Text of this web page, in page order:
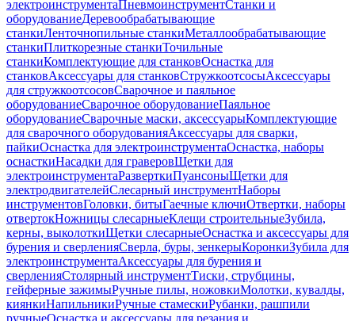
электроинструментаПневмоинструментСтанки и
оборудованиеДеревообрабатывающие
станкиЛенточнопильные станкиМеталлообрабатывающие
станкиПлиткорезные станкиТочильные
станкиКомплектующие для станковОснастка для
станковАксессуары для станковСтружкоотсосыАксессуары
для стружкоотсосовСварочное и паяльное
оборудованиеСварочное оборудованиеПаяльное
оборудованиеСварочные маски, аксессуарыКомплектующие
для сварочного оборудованияАксессуары для сварки,
пайкиОснастка для электроинструментаОснастка, наборы
оснасткиНасадки для граверовЩетки для
электроинструментаРазверткиПуансоныЩетки для
электродвигателейСлесарный инструментНаборы
инструментовГоловки, битыГаечные ключиОтвертки, наборы
отвертокНожницы слесарныеКлещи строительныеЗубила,
керны, выколоткиЩетки слесарныеОснастка и аксессуары для
бурения и сверленияСверла, буры, зенкерыКоронкиЗубила для
электроинструментаАксессуары для бурения и
сверленияСтолярный инструментТиски, струбцины,
гейферные зажимыРучные пилы, ножовкиМолотки, кувалды,
киянкиНапильникиРучные стамескиРубанки, рашпили
ручныеОснастка и аксессуары для резания и